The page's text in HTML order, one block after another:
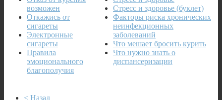
возможен
Откажись от
сигареты
Электронные
сигареты
Правила
эмоционального
благополучия
Стресс и здоровье (буклет)
Факторы риска хронических
неинфекционных
заболеваний
Что мешает бросить курить
Что нужно знать о
диспансеризации
< Назад